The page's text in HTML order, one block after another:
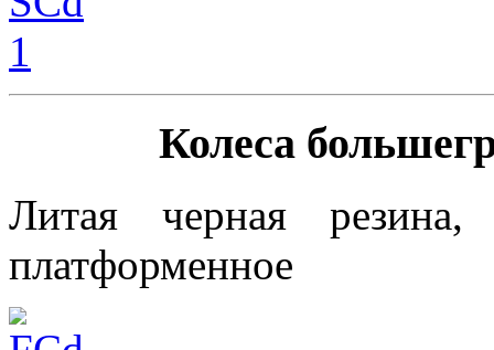
Колеса
Литая черная
платформенное